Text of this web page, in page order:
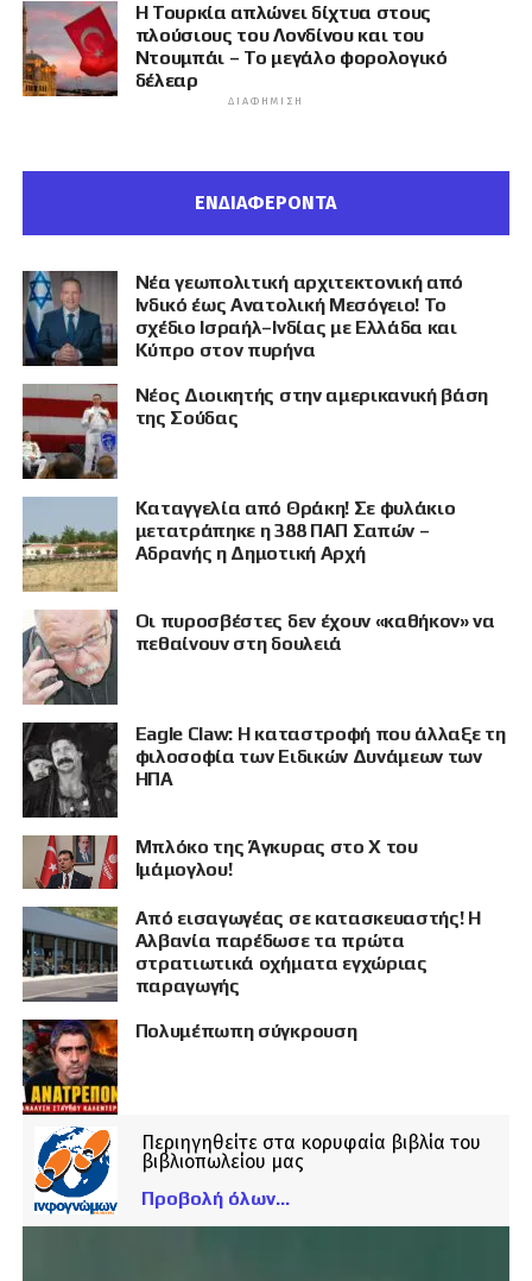
Η Τουρκία απλώνει δίχτυα στους
πλούσιους του Λονδίνου και του
Ντουμπάι – Το μεγάλο φορολογικό
δέλεαρ
ΔΙΑΦΉΜΙΣΗ
ΕΝΔΙΑΦΕΡΟΝΤΑ
Νέα γεωπολιτική αρχιτεκτονική από
Ινδικό έως Ανατολική Μεσόγειο! Το
σχέδιο Ισραήλ–Ινδίας με Ελλάδα και
Κύπρο στον πυρήνα
Νέος Διοικητής στην αμερικανική βάση
της Σούδας
Καταγγελία από Θράκη! Σε φυλάκιο
μετατράπηκε η 388 ΠΑΠ Σαπών –
Αδρανής η Δημοτική Αρχή
Οι πυροσβέστες δεν έχουν «καθήκον» να
πεθαίνουν στη δουλειά
Eagle Claw: Η καταστροφή που άλλαξε τη
φιλοσοφία των Ειδικών Δυνάμεων των
ΗΠΑ
Μπλόκο της Άγκυρας στο X του
Ιμάμογλου!
Από εισαγωγέας σε κατασκευαστής! Η
Αλβανία παρέδωσε τα πρώτα
στρατιωτικά οχήματα εγχώριας
παραγωγής
Πολυμέπωπη σύγκρουση
Περιηγηθείτε στα κορυφαία βιβλία του
βιβλιοπωλείου μας
Προβολή όλων